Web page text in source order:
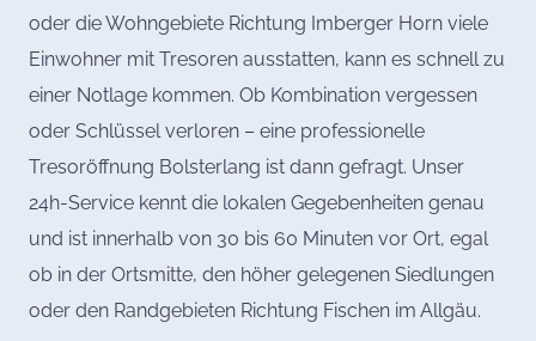
oder die Wohngebiete Richtung Imberger Horn viele
Einwohner mit Tresoren ausstatten, kann es schnell zu
einer Notlage kommen. Ob Kombination vergessen
oder Schlüssel verloren – eine professionelle
Tresoröffnung Bolsterlang ist dann gefragt. Unser
24h-Service kennt die lokalen Gegebenheiten genau
und ist innerhalb von 30 bis 60 Minuten vor Ort, egal
ob in der Ortsmitte, den höher gelegenen Siedlungen
oder den Randgebieten Richtung Fischen im Allgäu.